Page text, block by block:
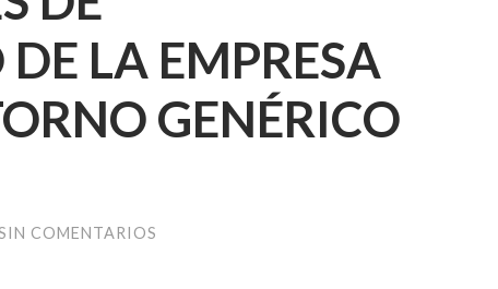
LA EMPRESA
GENÉRICO
COMENTARIOS